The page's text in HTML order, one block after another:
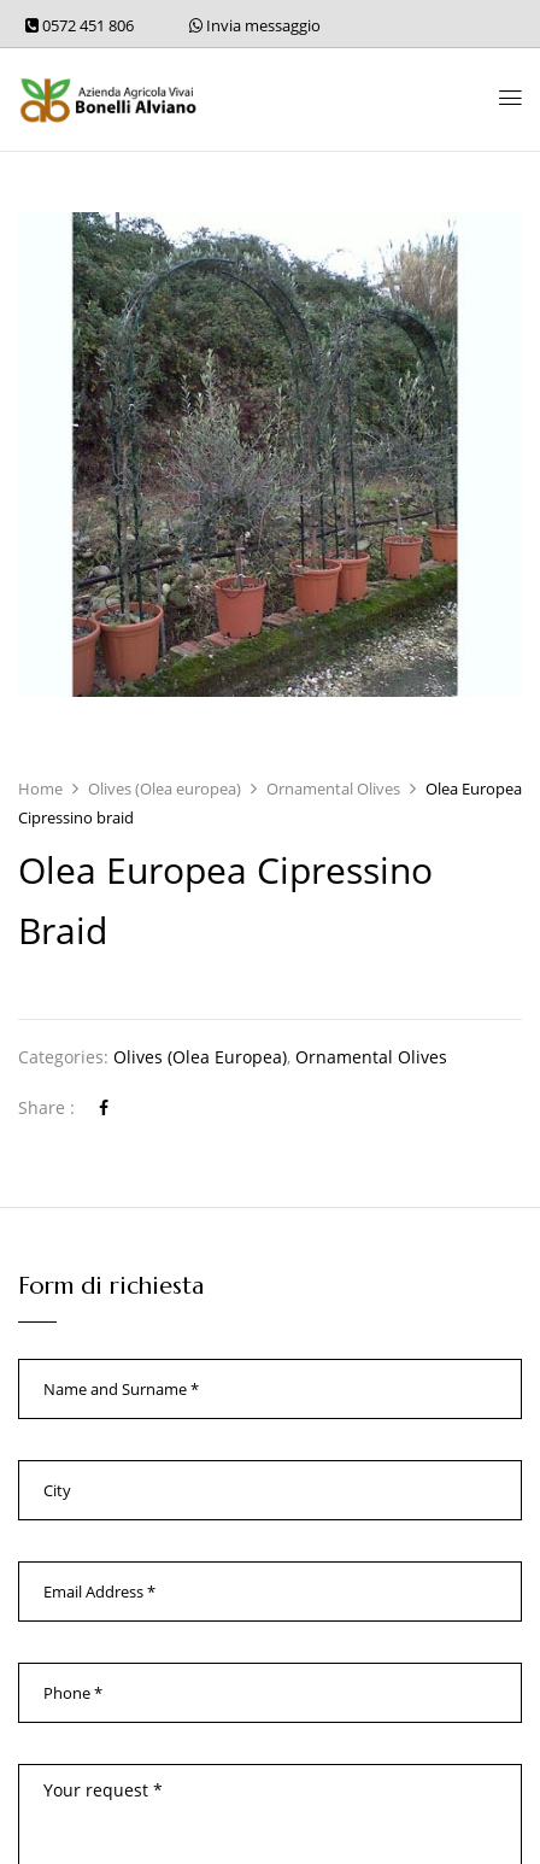
0572 451 806 Invia messaggio
Home Olives (Olea europea) Ornamental Olives
Olea Europea
Cipressino braid
Olea Europea Cipressino
Braid
Categories: Olives (Olea Europea), Ornamental Olives
Share :
Form di richiesta